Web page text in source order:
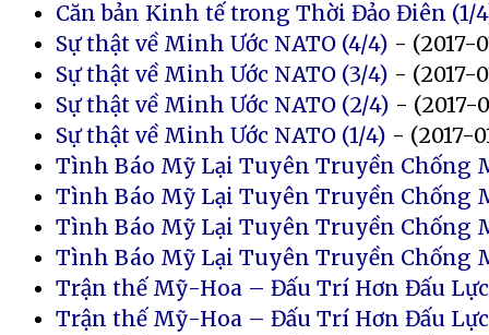
Căn bản Kinh tế trong Thời Đảo Điên (1/
Sự thật về Minh Ước NATO (4/4) - (2017-
Sự thật về Minh Ước NATO (3/4) - (2017-
Sự thật về Minh Ước NATO (2/4) - (2017-
Sự thật về Minh Ước NATO (1/4) - (2017-
Tình Báo Mỹ Lại Tuyên Truyền Chống
Tình Báo Mỹ Lại Tuyên Truyền Chống
Tình Báo Mỹ Lại Tuyên Truyền Chống
Tình Báo Mỹ Lại Tuyên Truyền Chống
Trận thế Mỹ-Hoa – Đấu Trí Hơn Đấu
Trận thế Mỹ-Hoa – Đấu Trí Hơn Đấu